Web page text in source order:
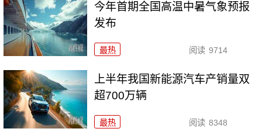
今年首期全国高温中暑气象预报
发布
最热 阅读 9714
上半年我国新能源汽车产销量双
超700万辆
最热 阅读 8348